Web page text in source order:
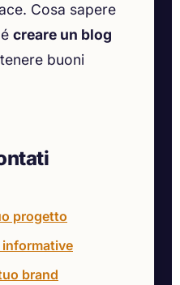
Cosa sapere
creare un blog
buoni
progetto
brand